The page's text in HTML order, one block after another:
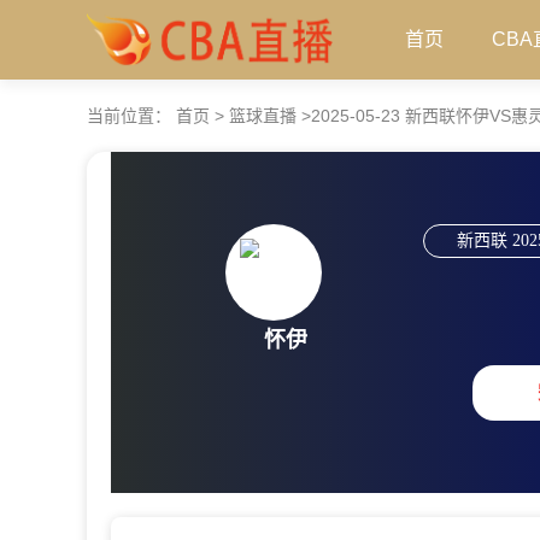
首页 CBA
当前位置： 首页 > 篮球直播 >2025-05-23 新西联怀伊VS惠
怀伊
新西联